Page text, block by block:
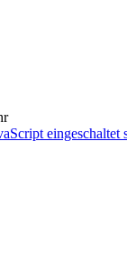
eingeschaltet